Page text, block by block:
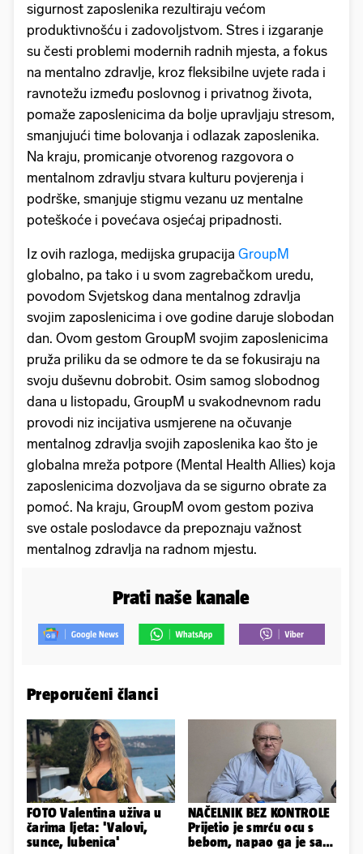
sigurnost zaposlenika rezultiraju većom
produktivnošću i zadovoljstvom. Stres i izgaranje
su česti problemi modernih radnih mjesta, a fokus
na mentalno zdravlje, kroz fleksibilne uvjete rada i
ravnotežu između poslovnog i privatnog života,
pomaže zaposlenicima da bolje upravljaju stresom,
smanjujući time bolovanja i odlazak zaposlenika.
Na kraju, promicanje otvorenog razgovora o
mentalnom zdravlju stvara kulturu povjerenja i
podrške, smanjuje stigmu vezanu uz mentalne
poteškoće i povećava osjećaj pripadnosti.
Iz ovih razloga, medijska grupacija GroupM
globalno, pa tako i u svom zagrebačkom uredu,
povodom Svjetskog dana mentalnog zdravlja
svojim zaposlenicima i ove godine daruje slobodan
dan. Ovom gestom GroupM svojim zaposlenicima
pruža priliku da se odmore te da se fokusiraju na
svoju duševnu dobrobit. Osim samog slobodnog
dana u listopadu, GroupM u svakodnevnom radu
provodi niz incijativa usmjerene na očuvanje
mentalnog zdravlja svojih zaposlenika kao što je
globalna mreža potpore (Mental Health Allies) koja
zaposlenicima dozvoljava da se sigurno obrate za
pomoć. Na kraju, GroupM ovom gestom poziva
sve ostale poslodavce da prepoznaju važnost
mentalnog zdravlja na radnom mjestu.
Prati naše kanale
Preporučeni članci
FOTO Valentina uživa u
čarima ljeta: 'Valovi,
sunce, lubenica'
NAČELNIK BEZ KONTROLE
Prijetio je smrću ocu s
bebom, napao ga je sa